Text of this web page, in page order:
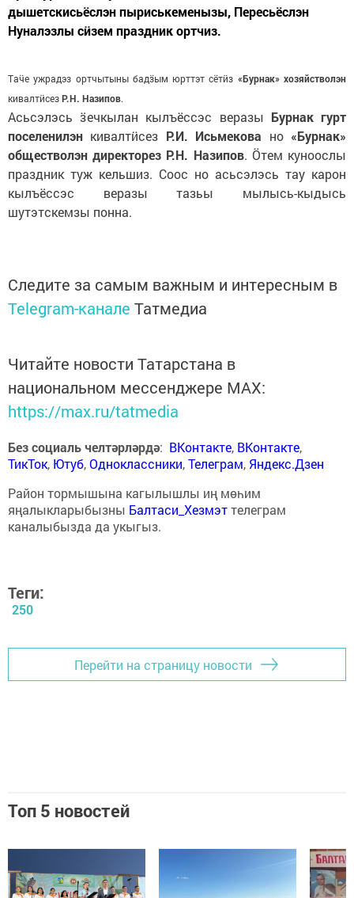
дышетскисьёслэн пыриськеменызы, Пересьёслэн
Нуналэзлы сӥзем праздник ортчиз.
Таӵе ужрадэз ортчытыны бадӟым юрттэт сётӥз «Бурнак» хозяйстволэн
кивалтӥсезР.Н. Назипов.
Асьсэлэсь ӟечкылан кылъёссэс веразы Бурнак гурт
поселенилэн кивалтӥсез Р.И. Исьмекова но «Бурнак»
обществолэн директорез Р.Н. Назипов. Ӧтем куноослы
праздник туж кельшиз. Соос но асьсэлэсь тау карон
кылъёссэс веразы тазьы мылысь-кыдысь
шутэтскемзы понна.
Следите за самым важным и интересным в
Telegram-канале Татмедиа
Читайте новости Татарстана в
национальном мессенджере MАХ:
https://max.ru/tatmedia
Без социаль челтәрләрдә: ВКонтакте, ВКонтакте,
ТикТок, Ютуб,Одноклассники,Телеграм, Яндекс.Дзен
Район тормышына кагылышлы иң мөһим
яңалыкларыбызны Балтаси_Хезмэттелеграм
каналыбызда да укыгыз.
Теги:
250
Перейти на страницу новости
Топ 5 новостей